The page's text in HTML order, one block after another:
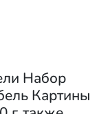
Набор
Картины